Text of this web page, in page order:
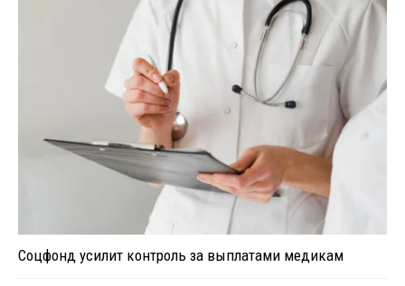
Соцфонд усилит контроль за выплатами медикам